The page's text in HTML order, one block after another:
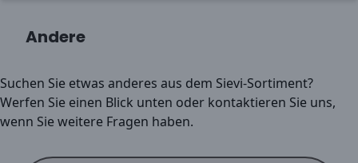
Andere
Suchen Sie etwas anderes aus dem Sievi-Sortiment?
Werfen Sie einen Blick unten oder kontaktieren Sie uns,
wenn Sie weitere Fragen haben.